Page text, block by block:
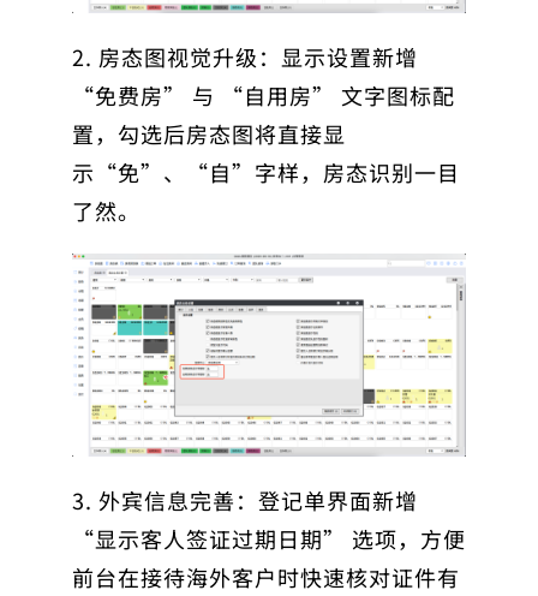
2. 房态图视觉升级：显示设置新增
“免费房” 与 “自用房” 文字图标配
置，勾选后房态图将直接显
示“免”、“自”字样，房态识别一目
了然。
3. 外宾信息完善：登记单界面新增
“显示客人签证过期日期” 选项，方便
前台在接待海外客户时快速核对证件有